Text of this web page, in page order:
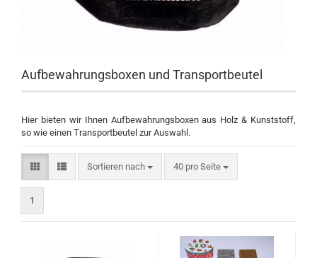
Aufbewahrungsboxen und Transportbeutel
Hier bieten wir Ihnen Aufbewahrungsboxen aus Holz & Kunststoff,
so wie einen Transportbeutel zur Auswahl.
Sortieren nach
Sortieren nach 40 pro Seite
pro Seite
1